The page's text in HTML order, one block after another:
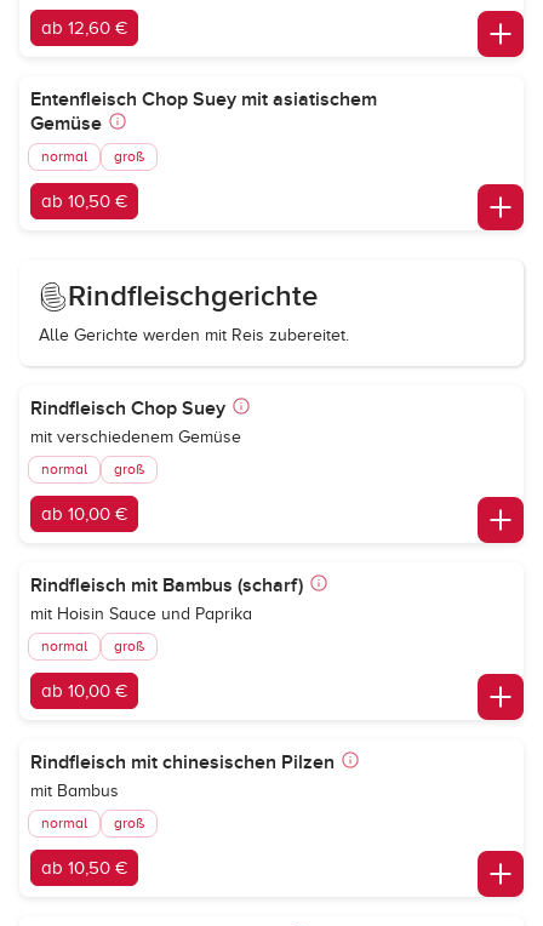
ab 12,60 €
Entenfleisch Chop Suey mit asiatischem
Gemüse
normal groß
ab 10,50 €
Rindfleischgerichte
Alle Gerichte werden mit Reis zubereitet.
Rindfleisch Chop Suey
mit verschiedenem Gemüse
normal groß
ab 10,00 €
Rindfleisch mit Bambus (scharf)
mit Hoisin Sauce und Paprika
normal groß
ab 10,00 €
Rindfleisch mit chinesischen Pilzen
mit Bambus
normal groß
ab 10,50 €